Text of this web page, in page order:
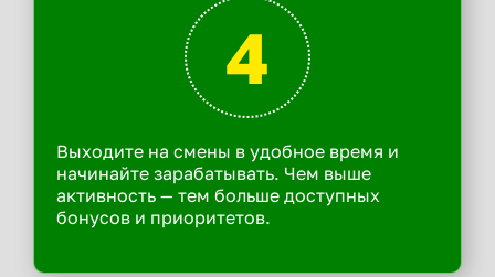
4
Выходите на смены в удобное время и
начинайте зарабатывать. Чем выше
активность — тем больше доступных
бонусов и приоритетов.